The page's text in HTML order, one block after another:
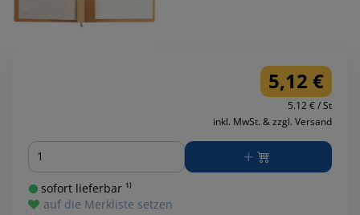
5,12 €
5.12 € / St
inkl. MwSt. & zzgl. Versand
Menge
sofort lieferbar ¹⁾
auf die Merkliste setzen